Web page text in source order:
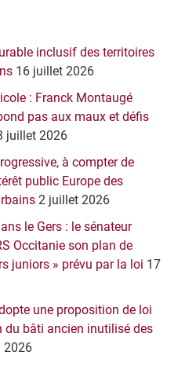
inclusif des territoires
16 juillet 2026
: Franck Montaugé
pas aux maux et défis
juillet 2026
à compter de
public Europe des
2 juillet 2026
le Gers : le sénateur
Occitanie son plan de
juniors » prévu par la loi 17
une proposition de loi
bâti ancien inutilisé des
2026